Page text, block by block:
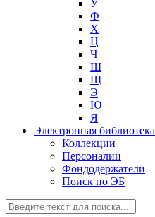
У
Ф
Х
Ц
Ч
Ш
Щ
Э
Ю
Я
Электронная библиотека
Коллекции
Персоналии
Фондодержатели
Поиск по ЭБ